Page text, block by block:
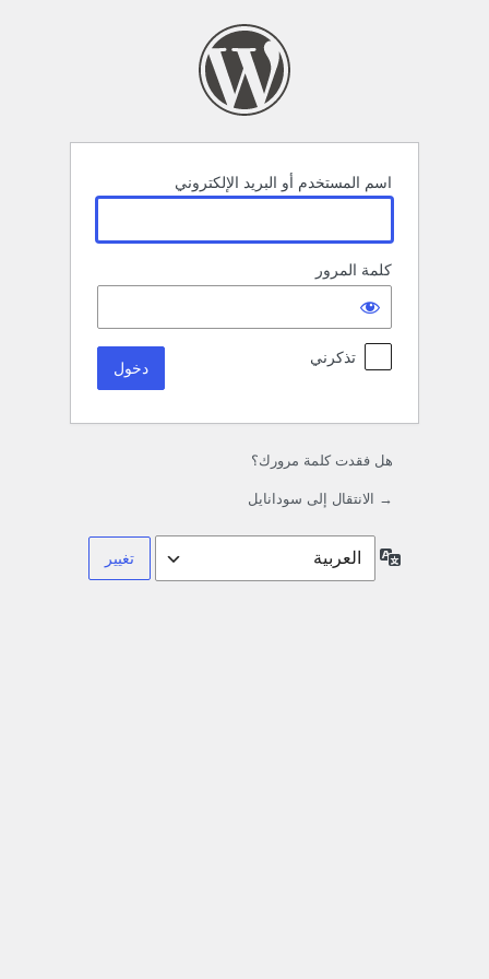
اسم المستخدم أو البريد الإلكتروني
كلمة المرور
تذكرني
هل فقدت كلمة مرورك؟
→ الانتقال إلى سودانايل
اللغة